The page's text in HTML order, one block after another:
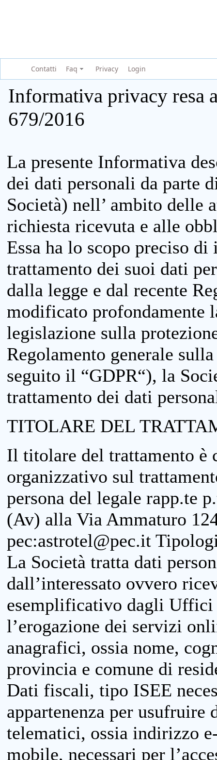
Contatti Faq Privacy Login
Informativa privacy resa
679/2016
La presente Informativa
dei dati personali da parte
Società) nell’ ambito delle
richiesta ricevuta e alle
Essa ha lo scopo preciso
trattamento dei suoi dati
dalla legge e dal recente
modificato profondamente
legislazione sulla
Regolamento generale
seguito il “GDPR“), la
trattamento dei dati
TITOLARE DEL
Il titolare del trattamento è
organizzativo sul
persona del legale rapp.te
(Av) alla Via Ammaturo
pec:astrotel@pec.it
La Società tratta dati
dall’interessato ovvero
esemplificativo dagli
l’erogazione dei servizi
anagrafici, ossia nome,
provincia e comune di
Dati fiscali, tipo ISEE
appartenenza per
telematici, ossia indirizzo
mobile, necessari per